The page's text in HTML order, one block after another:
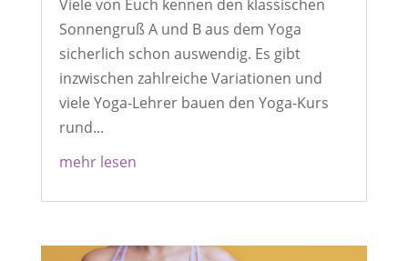
Viele von Euch kennen den klassischen
Sonnengruß A und B aus dem Yoga
sicherlich schon auswendig. Es gibt
inzwischen zahlreiche Variationen und
viele Yoga-Lehrer bauen den Yoga-Kurs
rund...
mehr lesen